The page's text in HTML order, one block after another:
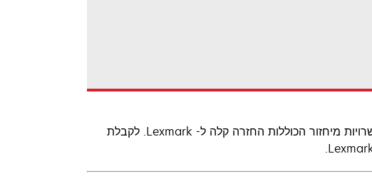
Lexmark מציעה ללקוחות מגוון רחב של מיכלי טונר ללייזר ואפשרויות מיחזור הכוללות החזרה קלה ל- Lexmark. לקבלת